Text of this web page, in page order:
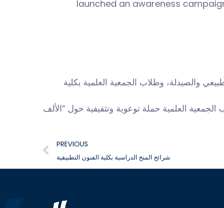
launched an awareness
والصيدلة، وطلاب الجمعية العلمية بكلية
العلمية حملة توعوية وتثقيفية حول “الألف
PREVIOUS
شرائح المنح الدراسية بكلية الفنون التطبيقية